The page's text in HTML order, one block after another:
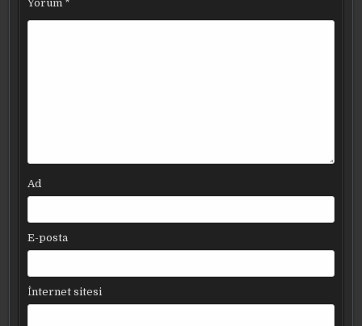
Yorum *
Ad
E-posta
İnternet sitesi